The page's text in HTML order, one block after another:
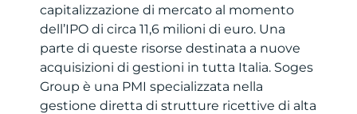
capitalizzazione di mercato al momento
dell’IPO di circa 11,6 milioni di euro. Una
parte di queste risorse destinata a nuove
acquisizioni di gestioni in tutta Italia. Soges
Group è una PMI specializzata nella
gestione diretta di strutture ricettive di alta